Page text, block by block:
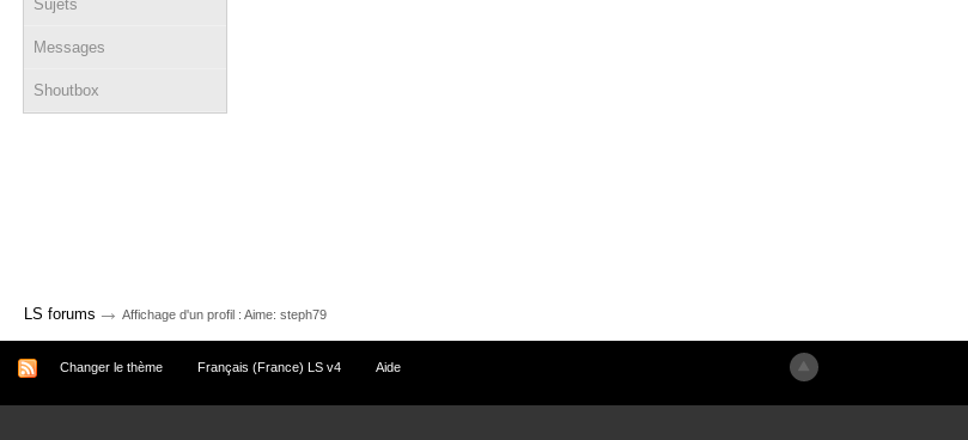
Sujets
Messages
Shoutbox
LS forums → Affichage d'un profil : Aime: steph79
Changer le thème Français (France) LS v4 Aide